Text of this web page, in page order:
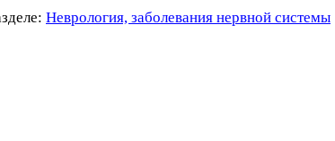
Неврология, заболевания нервной системы